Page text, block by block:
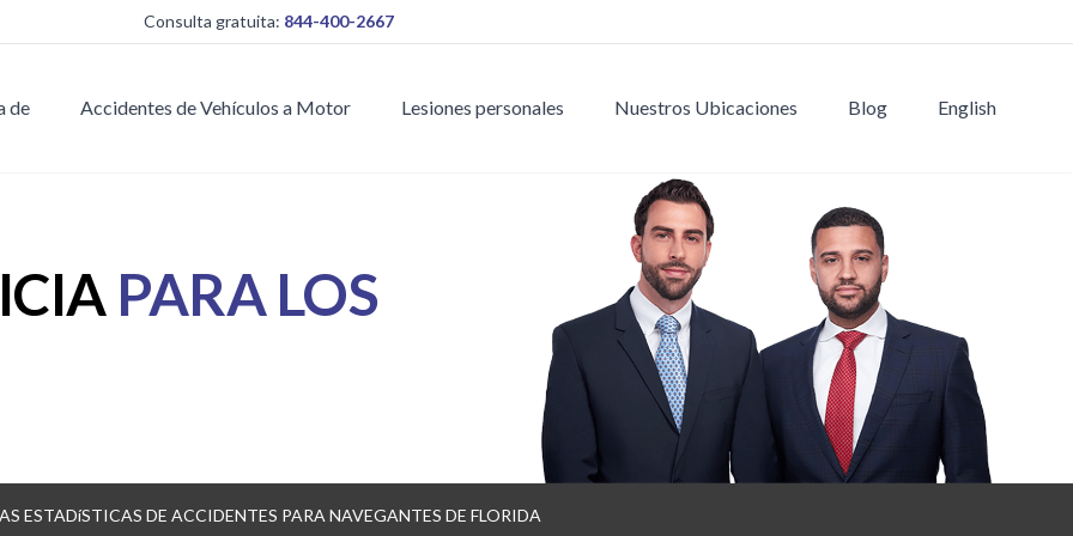
Consulta gratuita: 844-400-2667
de Accidentes de Vehículos a Motor Lesiones personales Nuestros Ubicaciones Blog English
PARA LOS
ESTADíSTICAS DE ACCIDENTES PARA NAVEGANTES DE FLORIDA